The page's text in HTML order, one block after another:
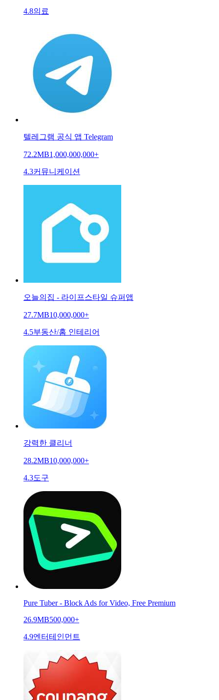
4.8의료
텔레그램 공식 앱 Telegram
72.2MB1,000,000,000+
4.3커뮤니케이션
오늘의집 - 라이프스타일 슈퍼앱
27.7MB10,000,000+
4.5부동산/홈 인테리어
강력한 클리너
28.2MB10,000,000+
4.3도구
Pure Tuber - Block Ads for Video, Free Premium
26.9MB500,000+
4.9엔터테인먼트